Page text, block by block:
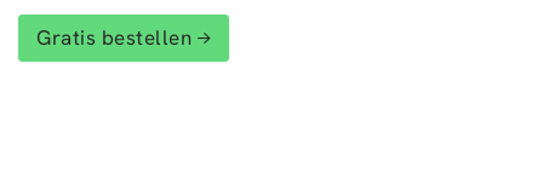
Gratis bestellen